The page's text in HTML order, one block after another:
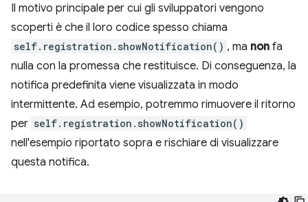
Il motivo principale per cui gli sviluppatori vengono
scoperti è che il loro codice spesso chiama
self.registration.showNotification() , ma non fa
nulla con la promessa che restituisce. Di conseguenza, la
notifica predefinita viene visualizzata in modo
intermittente. Ad esempio, potremmo rimuovere il ritorno
per self.registration.showNotification()
nell'esempio riportato sopra e rischiare di visualizzare
questa notifica.